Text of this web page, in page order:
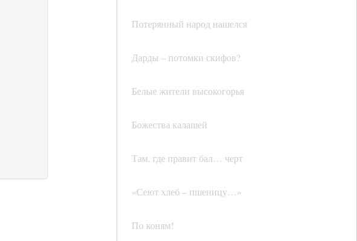
Потерянный народ нашелся
Дарды – потомки скифов?
Белые жители высокогорья
Божества калашей
Там, где правит бал… черт
«Сеют хлеб – пшеницу…»
По коням!